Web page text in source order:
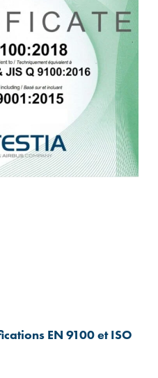
EN 9100 et ISO